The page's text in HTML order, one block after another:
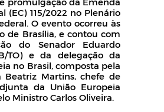
(EC) 115/2022 no Plenário
O evento ocorreu às
de Brasília, e contou com
do Senador Eduardo
TO) e da delegação da
no Brasil, composta pela
Beatriz Martins, chefe de
da União Europeia
Ministro Carlos Oliveira.